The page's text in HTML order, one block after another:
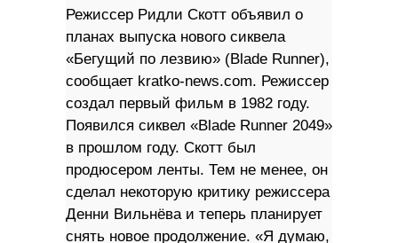
Режиссер Ридли Скотт объявил о
планах выпуска нового сиквела
«Бегущий по лезвию» (Blade Runner),
сообщает kratko-news.com. Режиссер
создал первый фильм в 1982 году.
Появился сиквел «Blade Runner 2049»
в прошлом году. Скотт был
продюсером ленты. Тем не менее, он
сделал некоторую критику режиссера
Денни Вильнёва и теперь планирует
снять новое продолжение. «Я думаю,